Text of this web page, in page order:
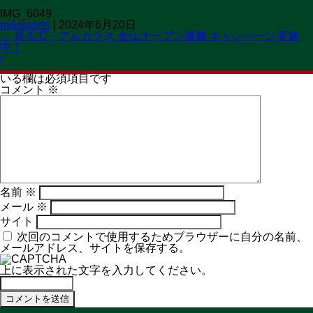
MENU
CLOSED 火曜日
IMG_6049
mikisports
2024年6月20日
← 戻る:C・アルカラス 全仏オープン優勝 キャンペーン実施
中！
›
コメントを残す
メールアドレスが公開されることはありません。
いる欄は必須項目です
コメント ※
名前 ※
メール ※
サイト
次回のコメントで使用するためブラウザーに自分の名前、
メールアドレス、サイトを保存する。
上に表示された文字を入力してください。